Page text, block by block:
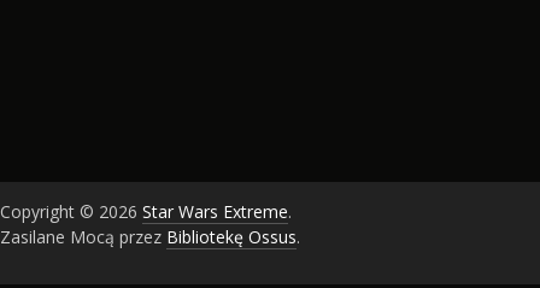
Copyright © 2026 Star Wars Extreme.
Zasilane Mocą przez Bibliotekę Ossus.